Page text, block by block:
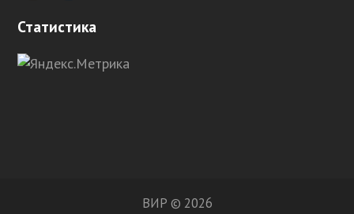
Статистика
ВИР © 2026